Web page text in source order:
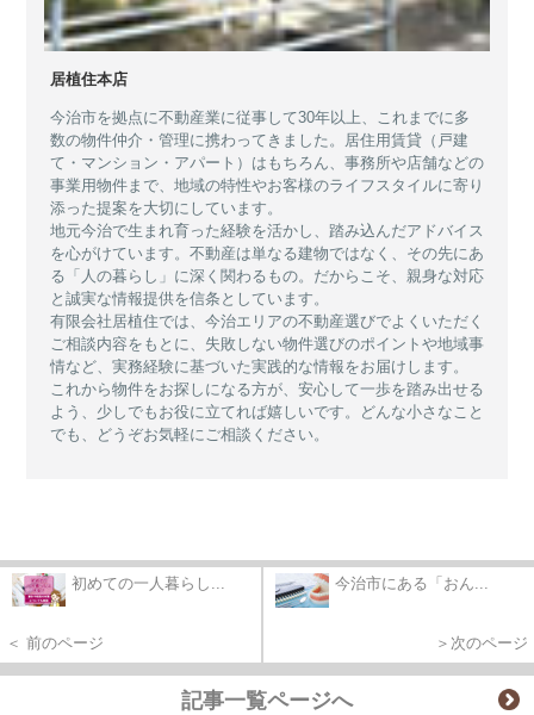
居植住本店
今治市を拠点に不動産業に従事して30年以上、これまでに多
数の物件仲介・管理に携わってきました。居住用賃貸（戸建
て・マンション・アパート）はもちろん、事務所や店舗などの
事業用物件まで、地域の特性やお客様のライフスタイルに寄り
添った提案を大切にしています。
地元今治で生まれ育った経験を活かし、踏み込んだアドバイス
を心がけています。不動産は単なる建物ではなく、その先にあ
る「人の暮らし」に深く関わるもの。だからこそ、親身な対応
と誠実な情報提供を信条としています。
有限会社居植住では、今治エリアの不動産選びでよくいただく
ご相談内容をもとに、失敗しない物件選びのポイントや地域事
情など、実務経験に基づいた実践的な情報をお届けします。
これから物件をお探しになる方が、安心して一歩を踏み出せる
よう、少しでもお役に立てれば嬉しいです。どんな小さなこと
でも、どうぞお気軽にご相談ください。
初めての一人暮らし...
＜ 前のページ
今治市にある「おん...
＞次のページ
記事一覧ページへ